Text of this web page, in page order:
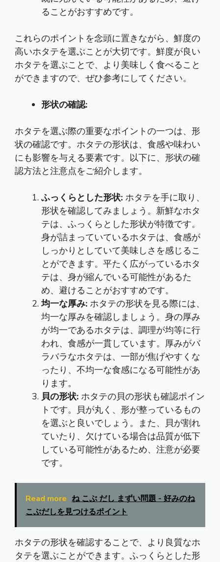
ることがおすすめです。
これらのポイントを念頭に置きながら、鮮度の
高いホタテを選ぶことが大切です。鮮度が良い
ホタテを選ぶことで、より美味しく食べること
ができますので、ぜひ参考にしてください。
形状の確認:
ホタテを選ぶ際の重要なポイントの一つは、形
状の確認です。ホタテの形状は、食感や味わい
にも影響を与える要素です。以下に、形状の確
認方法と注意点をご紹介します。
ふっくらとした形状: ホタテを手に取り、
形状を確認してみましょう。新鮮なホタ
テは、ふっくらとした形状が特徴です。
身が詰まっていているホタテは、食感が
しっかりとしていて美味しさを感じるこ
とができます。平たく広がっているホタ
テは、身が縮んでいる可能性があるた
め、避けることがおすすめです。
均一な厚み: ホタテの形状を見る際には、
均一な厚みを確認しましょう。身の厚み
が均一であるホタテは、調理が均等に行
われ、食感が一貫しています。厚みがバ
ラバラなホタテは、一部が焦げやすくな
ったり、不均一な食感になる可能性があ
ります。
貝の形状: ホタテの貝の形状も確認ポイン
トです。貝が丸く、形が整っているもの
を選ぶと良いでしょう。また、貝が割れ
ていたり、欠けている場合は品質が低下
している可能性があるため、注意が必要
です。
Read more ね こぶ だし まずい問題 - 好みのね
こぶだしを見つけるポイント
ホタテの形状を確認することで、より良質なホ
タテを選ぶことができます。ふっくらとした形